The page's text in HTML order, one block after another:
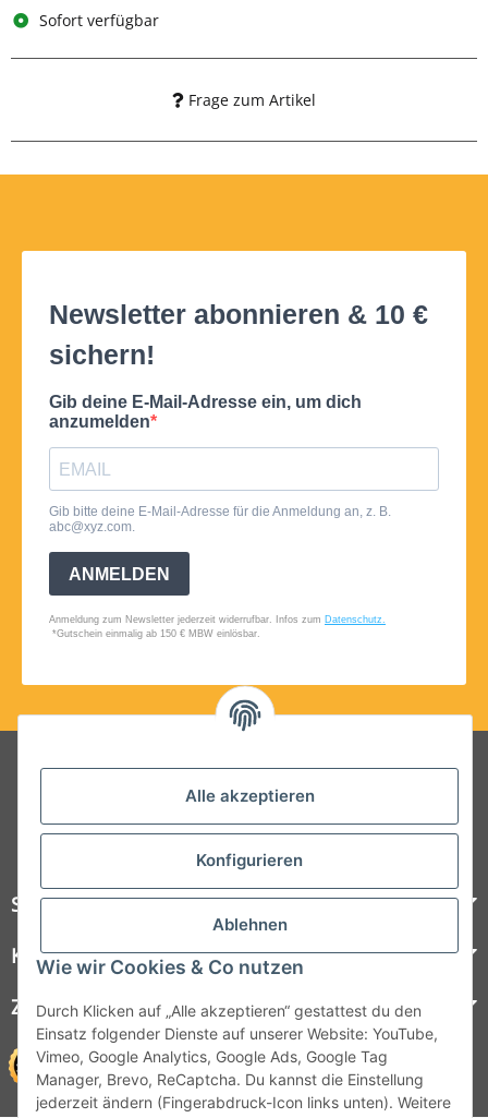
Alle akzeptieren
Konfigurieren
Ablehnen
Wie wir Cookies & Co nutzen
Durch Klicken auf „Alle akzeptieren“ gestattest du den
Einsatz folgender Dienste auf unserer Website: YouTube,
Vimeo, Google Analytics, Google Ads, Google Tag
Manager, Brevo, ReCaptcha. Du kannst die Einstellung
jederzeit ändern (Fingerabdruck-Icon links unten). Weitere
Sofort verfügbar
Frage zum Artikel
Folgt uns auf Social Media
Steelboxx
Kundenservice
Zahlungsmöglichkeiten